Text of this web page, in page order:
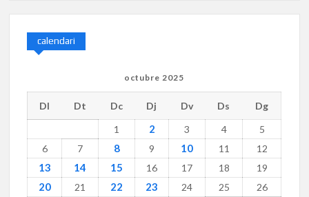
calendari
octubre 2025
Dl Dt Dc Dj Dv Ds
Dg
1
2 3 4
5
6
7 8 9 10 11 12
13 14 15 16 17 18 19
20 21 22 23 24 25 26